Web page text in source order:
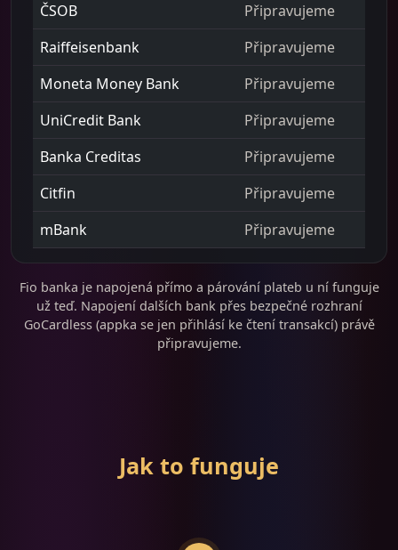
ČSOB
Připravujeme
Raiffeisenbank
Připravujeme
Moneta Money Bank
Připravujeme
UniCredit Bank
Připravujeme
Banka Creditas
Připravujeme
Citfin
Připravujeme
mBank
Připravujeme
Fio banka je napojená přímo a párování plateb u ní funguje
už teď. Napojení dalších bank přes bezpečné rozhraní
GoCardless (appka se jen přihlásí ke čtení transakcí) právě
připravujeme.
Jak to funguje